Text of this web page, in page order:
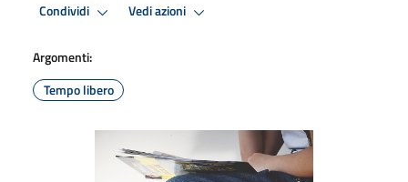
Condividi Vedi azioni
Argomenti:
Tempo libero